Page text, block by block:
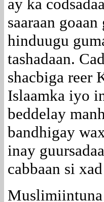
ay ka
saaraan
hinduugu
tashadaan.
shacbiga reer
Islaamka iyo
beddelay
bandhigay
inay
cabbaan si
Muslimiintuna